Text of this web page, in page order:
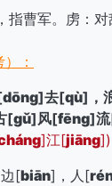
曹军。虏：对
：
dōng]去[qù]，
[gǔ]风[fēng]
]江[jiāng])
[biān]，人[